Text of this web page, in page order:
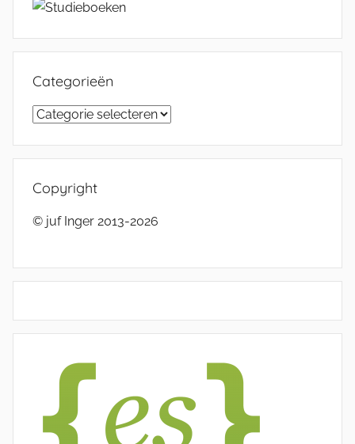
Categorieën
Categorieën
Copyright
© juf Inger 2013-2026